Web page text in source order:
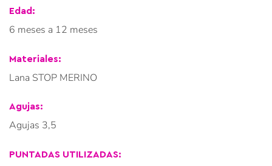
Edad:
6 meses a 12 meses
Materiales:
Lana STOP MERINO
Agujas:
Agujas 3,5
PUNTADAS UTILIZADAS: